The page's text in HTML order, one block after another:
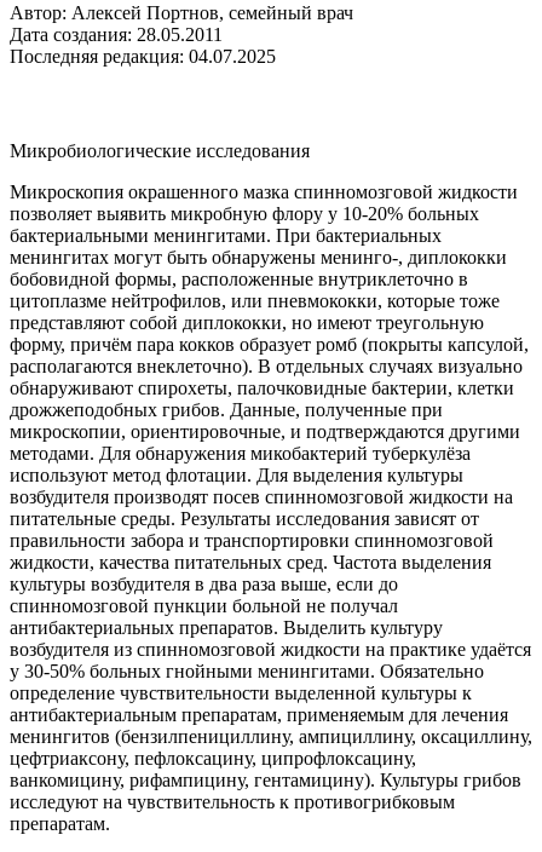
Автор: Алексей Портнов, семейный врач
Дата создания: 28.05.2011
Последняя редакция: 04.07.2025
Микробиологические исследования
Микроскопия окрашенного мазка спинномозговой жидкости
позволяет выявить микробную флору у 10-20% больных
бактериальными менингитами. При бактериальных
менингитах могут быть обнаружены менинго-, диплококки
бобовидной формы, расположенные внутриклеточно в
цитоплазме нейтрофилов, или пневмококки, которые тоже
представляют собой диплококки, но имеют треугольную
форму, причём пара кокков образует ромб (покрыты капсулой,
располагаются внеклеточно). В отдельных случаях визуально
обнаруживают спирохеты, палочковидные бактерии, клетки
дрожжеподобных грибов. Данные, полученные при
микроскопии, ориентировочные, и подтверждаются другими
методами. Для обнаружения микобактерий туберкулёза
используют метод флотации. Для выделения культуры
возбудителя производят посев спинномозговой жидкости на
питательные среды. Результаты исследования зависят от
правильности забора и транспортировки спинномозговой
жидкости, качества питательных сред. Частота выделения
культуры возбудителя в два раза выше, если до
спинномозговой пункции больной не получал
антибактериальных препаратов. Выделить культуру
возбудителя из спинномозговой жидкости на практике удаётся
у 30-50% больных гнойными менингитами. Обязательно
определение чувствительности выделенной культуры к
антибактериальным препаратам, применяемым для лечения
менингитов (бензилпенициллину, ампициллину, оксациллину,
цефтриаксону, пефлоксацину, ципрофлоксацину,
ванкомицину, рифампицину, гентамицину). Культуры грибов
исследуют на чувствительность к противогрибковым
препаратам.